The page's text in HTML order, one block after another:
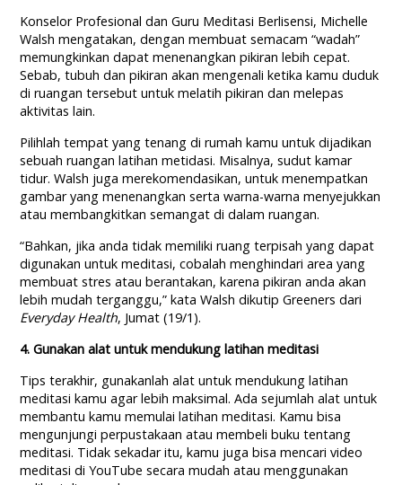
Konselor Profesional dan Guru Meditasi Berlisensi, Michelle
Walsh mengatakan, dengan membuat semacam “wadah”
memungkinkan dapat menenangkan pikiran lebih cepat.
Sebab, tubuh dan pikiran akan mengenali ketika kamu duduk
di ruangan tersebut untuk melatih pikiran dan melepas
aktivitas lain.
Pilihlah tempat yang tenang di rumah kamu untuk dijadikan
sebuah ruangan latihan metidasi. Misalnya, sudut kamar
tidur. Walsh juga merekomendasikan, untuk menempatkan
gambar yang menenangkan serta warna-warna menyejukkan
atau membangkitkan semangat di dalam ruangan.
“Bahkan, jika anda tidak memiliki ruang terpisah yang dapat
digunakan untuk meditasi, cobalah menghindari area yang
membuat stres atau berantakan, karena pikiran anda akan
lebih mudah terganggu,” kata Walsh dikutip Greeners dari
Everyday Health, Jumat (19/1).
4. Gunakan alat untuk mendukung latihan meditasi
Tips terakhir, gunakanlah alat untuk mendukung latihan
meditasi kamu agar lebih maksimal. Ada sejumlah alat untuk
membantu kamu memulai latihan meditasi. Kamu bisa
mengunjungi perpustakaan atau membeli buku tentang
meditasi. Tidak sekadar itu, kamu juga bisa mencari video
meditasi di YouTube secara mudah atau menggunakan